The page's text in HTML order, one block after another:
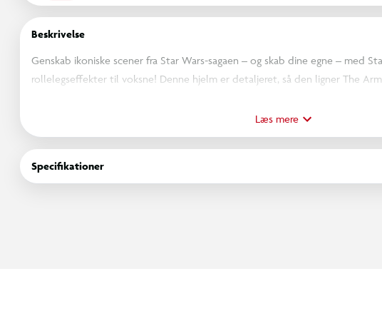
Beskrivelse
Genskab ikoniske scener fra Star Wars-sagaen – og skab dine egne – med
rollelegseffekter til voksne! Denne hjelm er detaljeret, så den ligner The
(Yderligere produkter sælges separat. Med forbehold for tilgængelighed.)
Læs mere
Specifikationer